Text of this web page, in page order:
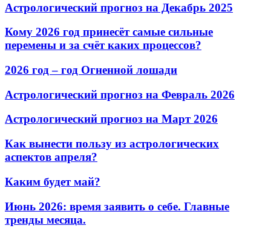
Астрологический прогноз на Декабрь 2025
Кому 2026 год принесёт самые сильные
перемены и за счёт каких процессов?
2026 год – год Огненной лошади
Астрологический прогноз на Февраль 2026
Астрологический прогноз на Март 2026
Как вынести пользу из астрологических
аспектов апреля?
Каким будет май?
Июнь 2026: время заявить о себе. Главные
тренды месяца.